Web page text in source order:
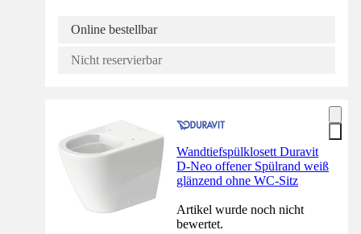
Online bestellbar
Nicht reservierbar
Wandtiefspülklosett Duravit
D-Neo offener Spülrand weiß
glänzend ohne WC-Sitz
Artikel wurde noch nicht
bewertet.